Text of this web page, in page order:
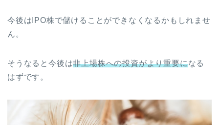
今後はIPO株で儲けることができなくなるかもしれませ
ん。
そうなると今後は非上場株への投資がより重要になる
はずです。